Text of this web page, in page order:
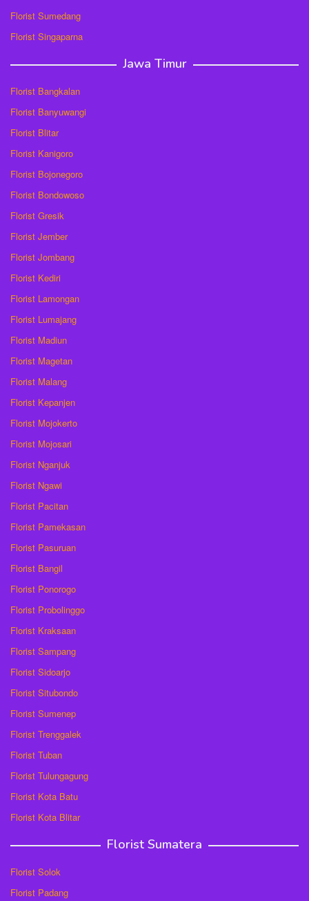
Florist Sumedang
Florist Singaparna
Jawa Timur
Florist Bangkalan
Florist Banyuwangi
Florist Blitar
Florist Kanigoro
Florist Bojonegoro
Florist Bondowoso
Florist Gresik
Florist Jember
Florist Jombang
Florist Kediri
Florist Lamongan
Florist Lumajang
Florist Madiun
Florist Magetan
Florist Malang
Florist Kepanjen
Florist Mojokerto
Florist Mojosari
Florist Nganjuk
Florist Ngawi
Florist Pacitan
Florist Pamekasan
Florist Pasuruan
Florist Bangil
Florist Ponorogo
Florist Probolinggo
Florist Kraksaan
Florist Sampang
Florist Sidoarjo
Florist Situbondo
Florist Sumenep
Florist Trenggalek
Florist Tuban
Florist Tulungagung
Florist Kota Batu
Florist Kota Blitar
Florist Sumatera
Florist Solok
Florist Padang